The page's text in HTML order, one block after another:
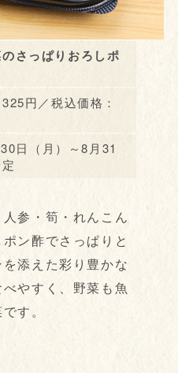
さっぱりおろしポ
円／税込価格：
日（月）～8月31
参・筍・れんこん
ン酢でさっぱりと
添えた彩り豊かな
やすく、野菜も魚
す。